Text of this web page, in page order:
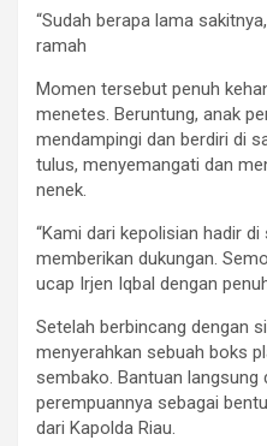
“Sudah berapa lama
ramah
Momen tersebut penuh
menetes. Beruntung, anak
mendampingi dan berdiri di
tulus, menyemangati dan
nenek.
“Kami dari kepolisian hadir
memberikan dukungan.
ucap Irjen Iqbal dengan
Setelah berbincang dengan
menyerahkan sebuah boks
sembako. Bantuan langsung
perempuannya sebagai
dari Kapolda Riau.